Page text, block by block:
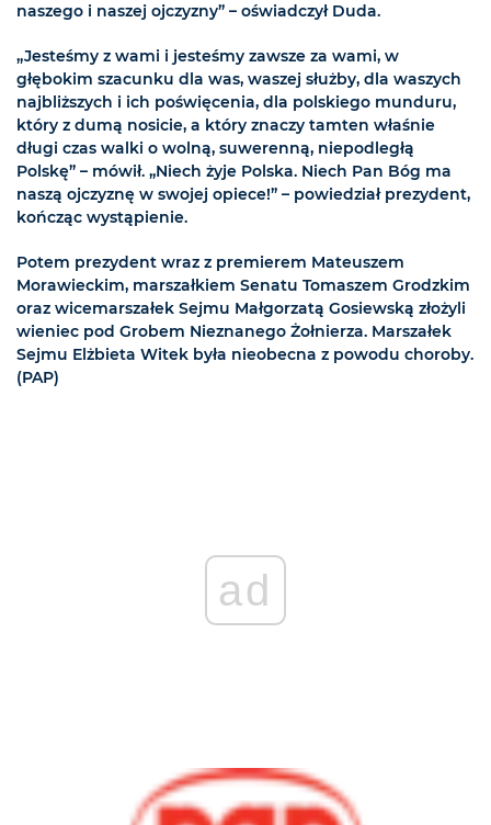
naszego i naszej ojczyzny” – oświadczył Duda.
„Jesteśmy z wami i jesteśmy zawsze za wami, w
głębokim szacunku dla was, waszej służby, dla waszych
najbliższych i ich poświęcenia, dla polskiego munduru,
który z dumą nosicie, a który znaczy tamten właśnie
długi czas walki o wolną, suwerenną, niepodległą
Polskę” – mówił. „Niech żyje Polska. Niech Pan Bóg ma
naszą ojczyznę w swojej opiece!” – powiedział prezydent,
kończąc wystąpienie.
Potem prezydent wraz z premierem Mateuszem
Morawieckim, marszałkiem Senatu Tomaszem Grodzkim
oraz wicemarszałek Sejmu Małgorzatą Gosiewską złożyli
wieniec pod Grobem Nieznanego Żołnierza. Marszałek
Sejmu Elżbieta Witek była nieobecna z powodu choroby.
(PAP)
ad